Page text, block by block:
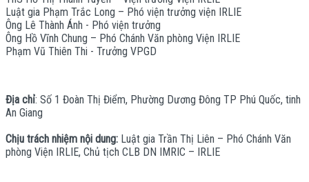
Luật gia Phạm Trắc Long – Phó viện trưởng viện IRLIE
Ông Lê Thành Ánh - Phó viện trưởng
Ông Hồ Vĩnh Chung – Phó Chánh Văn phòng Viện IRLIE
Phạm Vũ Thiên Thi - Trưởng VPGD
Địa chỉ: Số 1 Đoàn Thị Điểm, Phường Dương Đông TP Phú Quốc, tinh
An Giang
Chịu trách nhiệm nội dung: Luật gia Trần Thị Liên – Phó Chánh Văn
phòng Viện IRLIE, Chủ tịch CLB DN IMRIC – IRLIE